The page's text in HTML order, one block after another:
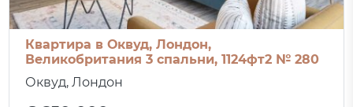
Квартира в Оквуд, Лондон,
Великобритания 3 спальни, 1124фт2 № 280
Оквуд, Лондон